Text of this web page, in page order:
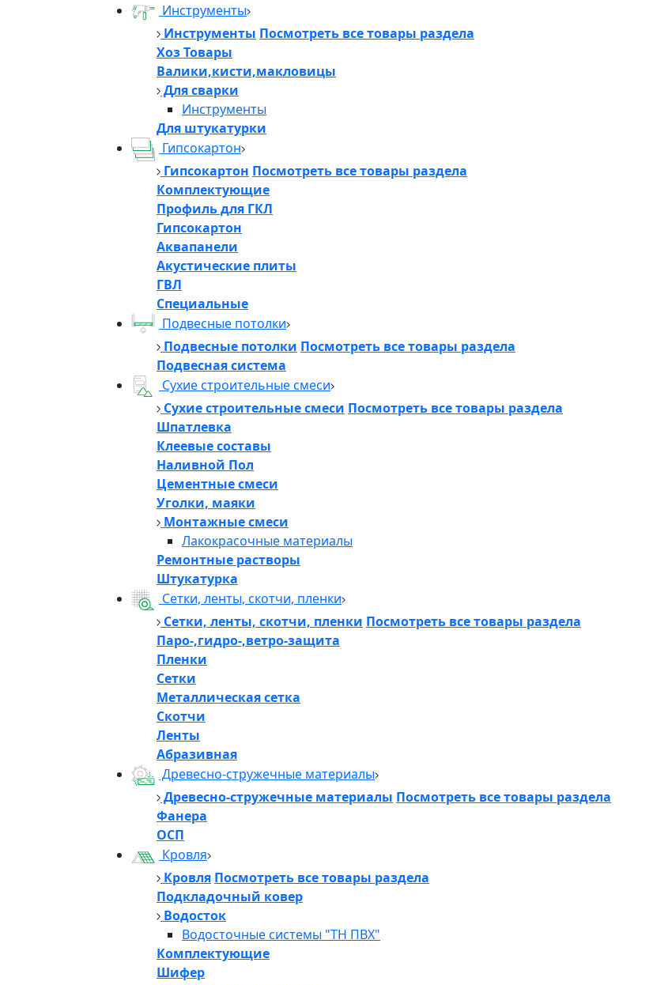
Инструменты
Инструменты Посмотреть все товары раздела
Хоз Товары
Валики,кисти,макловицы
Для сварки
Инструменты
Для штукатурки
Гипсокартон
Гипсокартон Посмотреть все товары раздела
Комплектующие
Профиль для ГКЛ
Гипсокартон
Аквапанели
Акустические плиты
ГВЛ
Специальные
Подвесные потолки
Подвесные потолки Посмотреть все товары раздела
Подвесная система
Сухие строительные смеси
Сухие строительные смеси Посмотреть все товары раздела
Шпатлевка
Клеевые составы
Наливной Пол
Цементные смеси
Уголки, маяки
Монтажные смеси
Лакокрасочные материалы
Ремонтные растворы
Штукатурка
Сетки, ленты, скотчи, пленки
Сетки, ленты, скотчи, пленки Посмотреть все товары раздела
Паро-,гидро-,ветро-защита
Пленки
Сетки
Металлическая сетка
Скотчи
Ленты
Абразивная
Древесно-стружечные материалы
Древесно-стружечные материалы Посмотреть все товары раздела
Фанера
ОСП
Кровля
Кровля Посмотреть все товары раздела
Подкладочный ковер
Водосток
Водосточные системы "ТН ПВХ"
Комплектующие
Шифер